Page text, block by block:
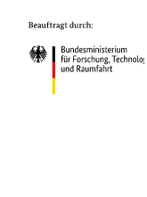
Inhalt
(Eingabetaste)
Hauptmenu
(Eingabetaste)
Suche
(Eingabetaste)
Fußleiste
Bundesministerium
Forschung,